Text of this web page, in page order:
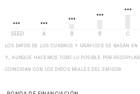
LOS DATOS DE LOS CUADROS Y GRÁFICOS SE BASAN
Y, AUNQUE HACEMOS TODO LO POSIBLE POR
COINCIDAN CON LOS DATOS REALES DEL EMISOR.